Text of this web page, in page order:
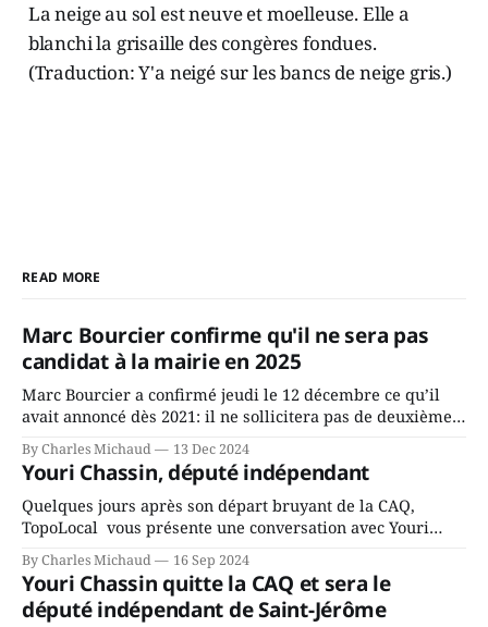
La neige au sol est neuve et moelleuse. Elle a
blanchi la grisaille des congères fondues.
(Traduction: Y'a neigé sur les bancs de neige gris.)
READ MORE
Marc Bourcier confirme qu'il ne sera pas
candidat à la mairie en 2025
Marc Bourcier a confirmé jeudi le 12 décembre ce qu’il
avait annoncé dès 2021: il ne sollicitera pas de deuxième
mandat à titre de maire de Saint-Jérôme. Bourcier en a
fait l’annonce en s’adressant aux employés de la ville,
rassemblés en soirée pour leur traditionnel souper
By Charles Michaud 13 Dec 2024
Youri Chassin, député indépendant
Quelques jours après son départ bruyant de la CAQ,
TopoLocal vous présente une conversation avec Youri
Chassin. Nous avons causé de sa décision. Y songeait-il
depuis longtemps? Sera-t-il candidat indépendant dans 2
ans? Joindrait-il un autre parti, par exemple les
conservateurs d’Éric Duhaime? Que lui
By Charles Michaud 16 Sep 2024
Youri Chassin quitte la CAQ et sera le
député indépendant de Saint-Jérôme